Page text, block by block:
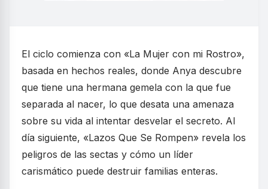
El ciclo comienza con «La Mujer con mi Rostro»,
basada en hechos reales, donde Anya descubre
que tiene una hermana gemela con la que fue
separada al nacer, lo que desata una amenaza
sobre su vida al intentar desvelar el secreto. Al
día siguiente, «Lazos Que Se Rompen» revela los
peligros de las sectas y cómo un líder
carismático puede destruir familias enteras.